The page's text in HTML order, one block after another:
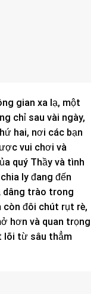
gian xa lạ, một
chỉ sau vài ngày,
hai, nơi các bạn
vui chơi và
quý Thầy và tình
ly đang đến
dâng trào trong
còn đôi chút rụt rè,
hơn và quan trọng
lõi từ sâu thẳm